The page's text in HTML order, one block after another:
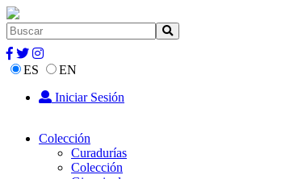
ES
EN
Iniciar Sesión
Colección
Curadurías
Colección